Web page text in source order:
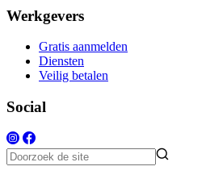
Werkgevers
Gratis aanmelden
Diensten
Veilig betalen
Social